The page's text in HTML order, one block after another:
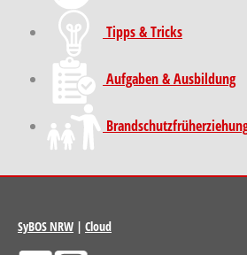
Tipps & Tricks
Aufgaben & Ausbildung
SyBOS NRW | Cloud